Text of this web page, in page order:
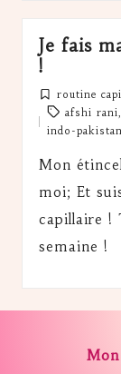
Je fais
!
Posted
in
routine
Tags:afshi rani
indo-
Mon
moi; Et
capillaire !
semaine !